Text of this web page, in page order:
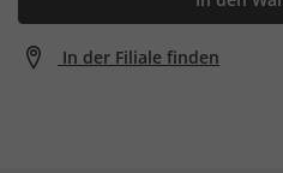
In der Filiale finden